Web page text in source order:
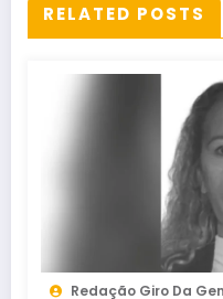
RELATED POSTS
Redação Giro Da